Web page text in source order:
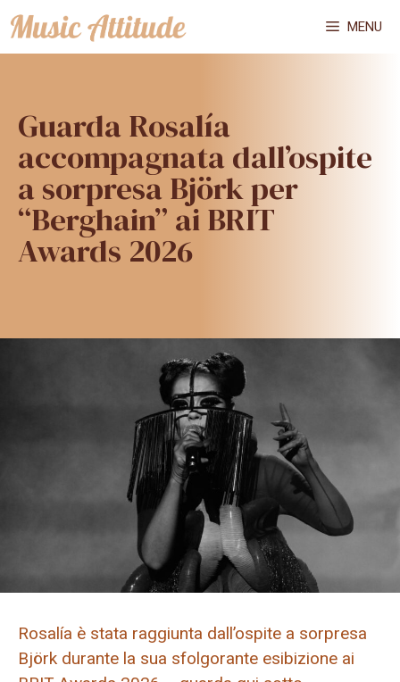
Vai
al
MENU
Guarda Rosalía
accompagnata dall’ospite
a sorpresa Björk per
“Berghain” ai BRIT
Awards 2026
Rosalía è stata raggiunta dall’ospite a sorpresa
Björk durante la sua sfolgorante esibizione ai